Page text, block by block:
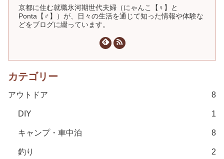
京都に住む就職氷河期世代夫婦（にゃんこ【♀】と
Ponta【♂】）が、日々の生活を通じて知った情報や体験な
どをブログに綴っています。
カテゴリー
アウトドア 8
DIY 1
キャンプ・車中泊 8
釣り 2